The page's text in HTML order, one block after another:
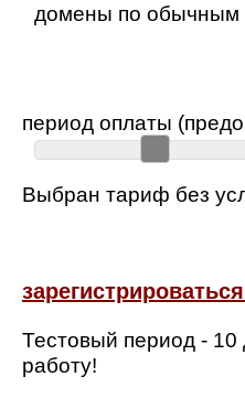
домены по обычным
период оплаты
Выбран тариф без
Тестовый период - 10
работу!